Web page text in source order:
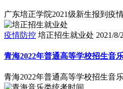
广东培正学院2021级新生报到疫
疫情防控 培正招生就业处 2021/8/
青海2022年普通高等学校招生音
青海2022年普通高等学校招生音